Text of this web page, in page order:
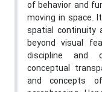
of behavior and
moving in space.
spatial continuity
beyond visual
discipline and
conceptual
and concepts